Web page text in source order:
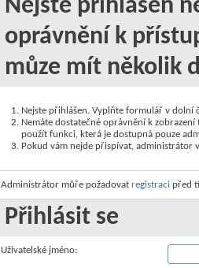
Nejste příhlášen
oprávnění k
můze mít několik
Nejste přihlášen. Vyplňte formulář v dolní
Nemáte dostatečné oprávnění k
použít funkci, která je dostupná pouze
Pokud vám nejde přispívat, administrátor
Administrátor můře požadovat registraci před
Přihlásit se
Uživatelské jméno: